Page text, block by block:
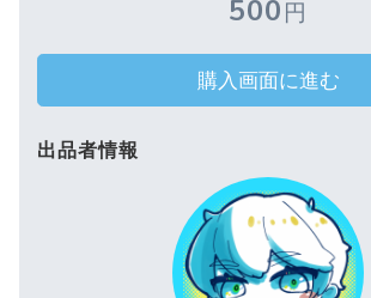
500円
購入画面に進む
出品者情報